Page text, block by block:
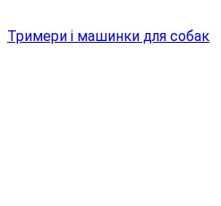
Тримери і машинки для собак